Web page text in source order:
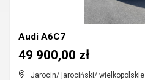
Audi A6C7
Jarocin/ jarociński/ wielkopolskie
49 900,00 zł